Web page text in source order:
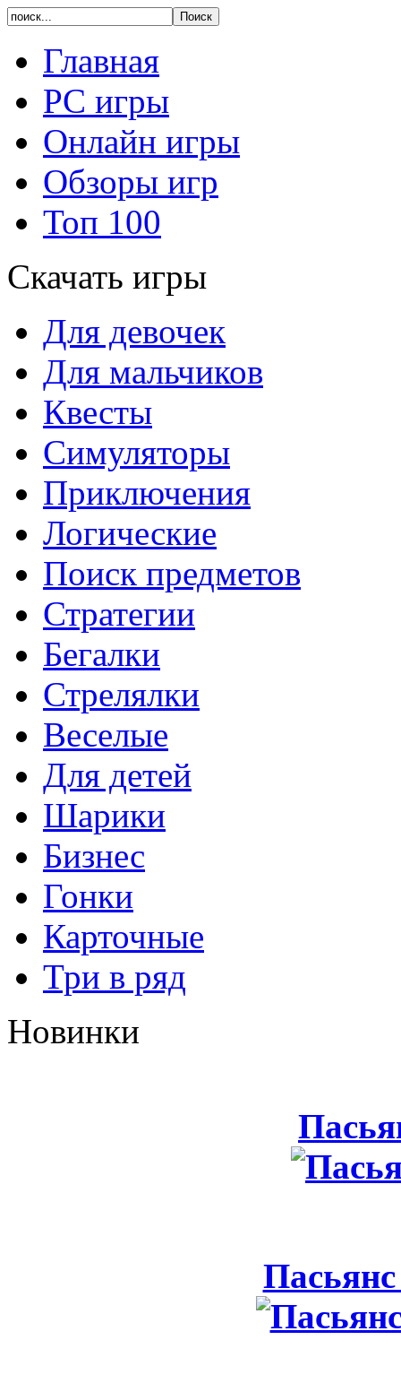
Главная
PC игры
Онлайн игры
Обзоры игр
Топ 100
Скачать игры
Для девочек
Для мальчиков
Квесты
Симуляторы
Приключения
Логические
Поиск предметов
Стратегии
Бегалки
Стрелялки
Веселые
Для детей
Шарики
Бизнес
Гонки
Карточные
Три в ряд
Новинки